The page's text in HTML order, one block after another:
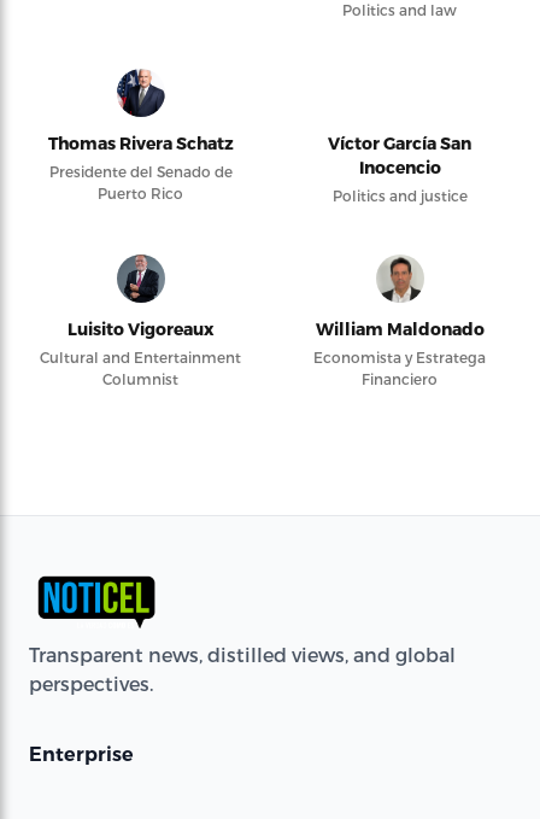
Politics and law
Thomas Rivera Schatz
Presidente del Senado de
Puerto Rico
Víctor García San
Inocencio
Politics and justice
Luisito Vigoreaux
Cultural and Entertainment
Columnist
William Maldonado
Economista y Estratega
Financiero
Transparent news, distilled views, and global
perspectives.
Enterprise